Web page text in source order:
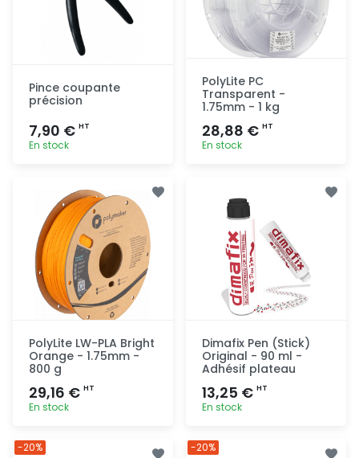
Pince coupante
précision
7,90 € HT
En stock
rapide
PolyLite PC
Transparent -
1.75mm - 1 kg
28,88 € HT
En stock
PolyLite LW-PLA Bright
Orange - 1.75mm -
800 g
29,16 € HT
En stock
Dimafix Pen (Stick)
Original - 90 ml -
Adhésif plateau
13,25 € HT
En stock
-20% -20%